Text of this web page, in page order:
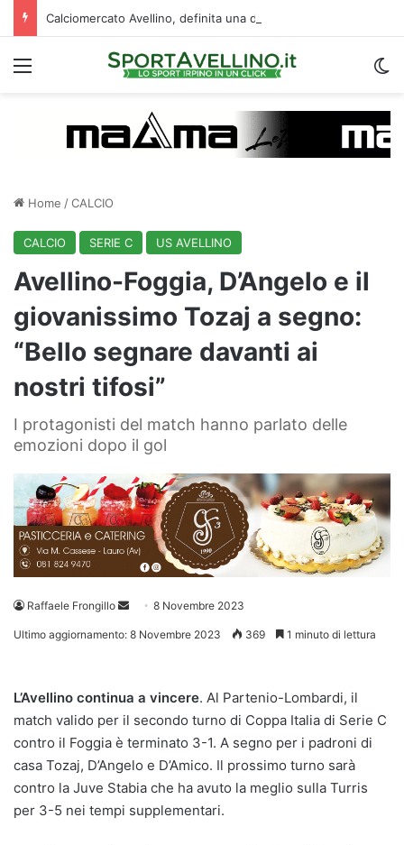
Menu
Home /CALCIO
CALCIO SERIE C US AVELLINO
Avellino-Foggia, D’Angelo e il
giovanissimo Tozaj a segno:
“Bello segnare davanti ai
nostri tifosi”
I protagonisti del match hanno parlato delle
emozioni dopo il gol
Raffaele Frongillo
Invia 8 Novembre 2023
Ultimo aggiornamento: 8 Novembre 2023 369 1 minuto di lettura
L’Avellino continua a vincere. Al Partenio-Lombardi, il
match valido per il secondo turno di Coppa Italia di Serie C
contro il Foggia è terminato 3-1. A segno per i padroni di
casa Tozaj, D’Angelo e D’Amico. Il prossimo turno sarà
contro la Juve Stabia che ha avuto la meglio sulla Turris
per 3-5 nei tempi supplementari.